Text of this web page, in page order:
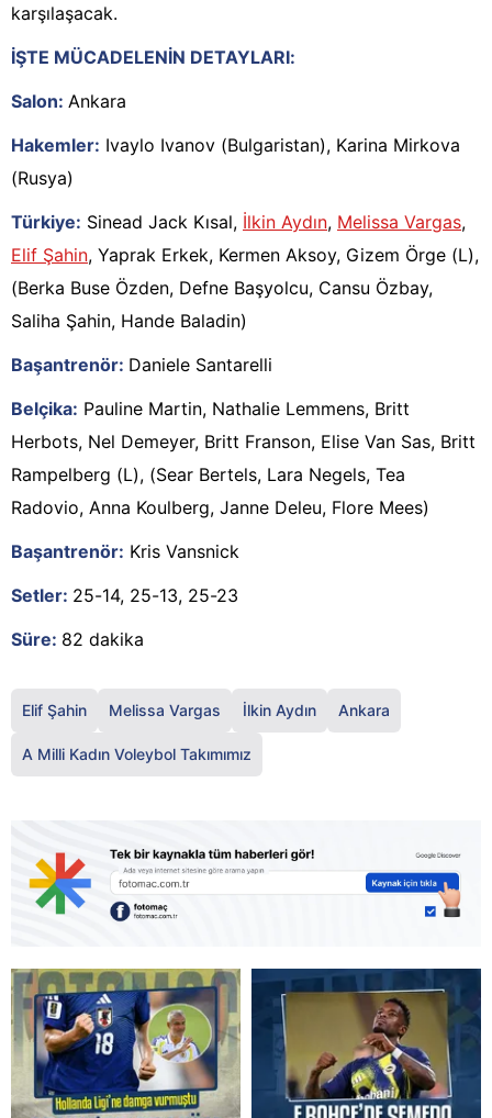
karşılaşacak.
İŞTE MÜCADELENİN DETAYLARI:
Salon: Ankara
Hakemler: Ivaylo Ivanov (Bulgaristan), Karina Mirkova
(Rusya)
Türkiye: Sinead Jack Kısal, İlkin Aydın, Melissa Vargas,
Elif Şahin, Yaprak Erkek, Kermen Aksoy, Gizem Örge (L),
(Berka Buse Özden, Defne Başyolcu, Cansu Özbay,
Saliha Şahin, Hande Baladin)
Başantrenör: Daniele Santarelli
Belçika: Pauline Martin, Nathalie Lemmens, Britt
Herbots, Nel Demeyer, Britt Franson, Elise Van Sas, Britt
Rampelberg (L), (Sear Bertels, Lara Negels, Tea
Radovio, Anna Koulberg, Janne Deleu, Flore Mees)
Başantrenör: Kris Vansnick
Setler: 25-14, 25-13, 25-23
Süre: 82 dakika
Elif Şahin Melissa Vargas İlkin Aydın Ankara
A Milli Kadın Voleybol Takımımız